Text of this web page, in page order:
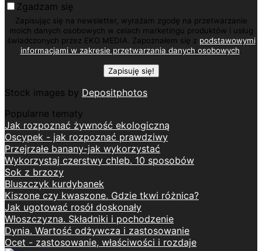
Zgadzam się
Zapisując się na newsletter, wyrażam zgodę na przetwarzanie
moich danych osobowych w celach marketingu produktów i usług
świadczonych przez EKO MEDIA. Zapoznałem się z podstawowymi
informacjami w zakresie przetwarzania danych osobowych.
Stock images by Depositphotos
Popularne tematy
Jak rozpoznać żywność ekologiczną
Oscypek - jak rozpoznać prawdziwy
Przejrzałe banany-jak wykorzystać
Wykorzystaj czerstwy chleb. 10 sposobów
Sok z brzozy
Bluszczyk kurdybanek
Kiszone czy kwaszone. Gdzie tkwi różnica?
Jak ugotować rosół doskonały
Włoszczyzna. Składniki i pochodzenie
Dynia. Wartość odżywcza i zastosowanie
Ocet - zastosowanie, właściwości i rozdaje